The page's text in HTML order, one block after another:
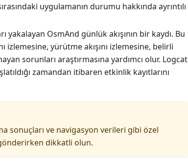
uygulamanın durumu hakkında ayrıntılı
yakalayan OsmAnd günlük akışının bir kaydı. Bu
izlemesine, yürütme akışını izlemesine, belirli
sorunları araştırmasına yardımcı olur. Logcat
zamandan itibaren etkinlik kayıtlarını
sonuçları ve navigasyon verileri gibi özel
dikkatli olun.